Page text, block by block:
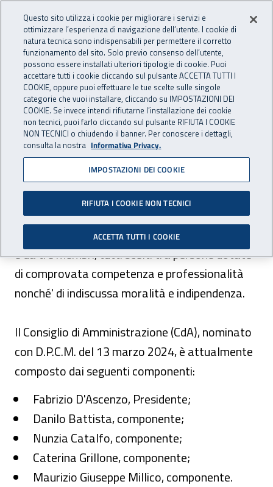
INAIL - Istituto Nazionale
Apri cerca
Navigazione principale
Navigazione - Ti trovi in:
Home Istituto Struttura organizzativa Organi
Consiglio di
Amministrazione
Consiglio di
Amministrazione
Il Consiglio è composto dal Presidente
dell'Istituto, che lo presiede, dal Vice Presidente
e da tre membri, tutti scelti tra persone dotate
di comprovata competenza e professionalità
nonché' di indiscussa moralità e indipendenza.
Il Consiglio di Amministrazione (CdA), nominato
con D.P.C.M. del 13 marzo 2024, è attualmente
composto dai seguenti componenti:
Fabrizio D'Ascenzo, Presidente;
Danilo Battista, componente;
Nunzia Catalfo, componente;
Caterina Grillone, componente;
Maurizio Giuseppe Millico, componente.
Questo sito utilizza i cookie per migliorare i servizi e
ottimizzare l’esperienza di navigazione dell’utente. I cookie di
natura tecnica sono indispensabili per permettere il corretto
funzionamento del sito. Solo previo consenso dell’utente,
possono essere installati ulteriori tipologie di cookie. Puoi
accettare tutti i cookie cliccando sul pulsante ACCETTA TUTTI I
COOKIE, oppure puoi effettuare le tue scelte sulle singole
categorie che vuoi installare, cliccando su IMPOSTAZIONI DEI
COOKIE. Se invece intendi rifiutarne l’installazione dei cookie
non tecnici, puoi farlo cliccando sul pulsante RIFIUTA I COOKIE
NON TECNICI o chiudendo il banner. Per conoscere i dettagli,
consulta la nostra Informativa Privacy.
IMPOSTAZIONI DEI COOKIE
RIFIUTA I COOKIE NON TECNICI
ACCETTA TUTTI I COOKIE